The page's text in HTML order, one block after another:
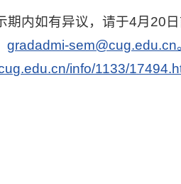
期内如有异议，请于4月20
gradadmi-sem@cug.edu.cn
info/1133/